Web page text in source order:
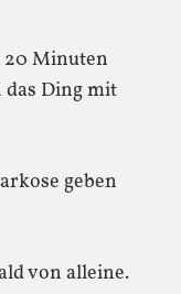
20 Minuten
das Ding mit
geben
von alleine.